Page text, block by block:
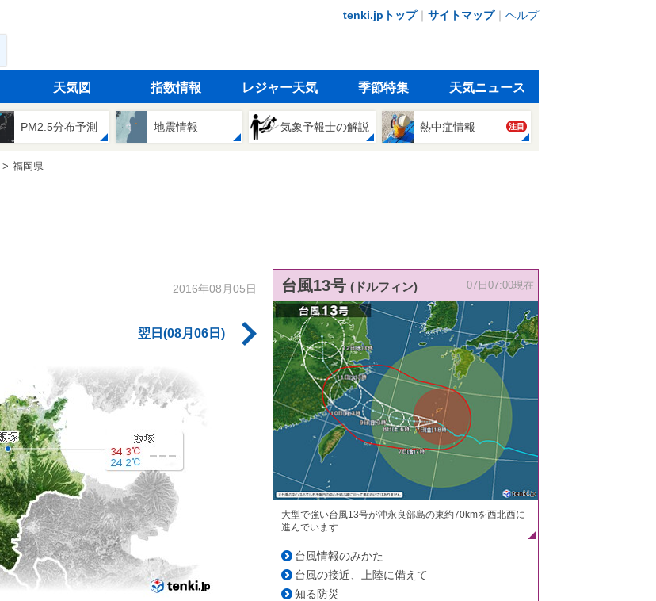
tenki.jpトップ｜ サイトマップ｜ ヘルプ
天気図 指数情報 レジャー天気 季節特集 天気ニュース
PM2.5分布予測 地震情報 気象予報士の解説 熱中症情報 注目
福岡県
2016年08月05日
翌日(08月06日)
台風13号 (ドルフィン) 07日07:00現在
大型で強い台風13号が沖永良部島の東約70kmを西北西に
進んでいます
台風情報のみかた
台風の接近、上陸に備えて
知る防災